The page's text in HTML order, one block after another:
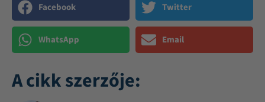
Facebook Twitter
WhatsApp Email
A cikk szerzője: